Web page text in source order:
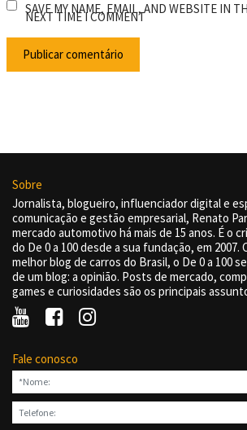
SAVE MY NAME, EMAIL, AND WEBSITE IN
NEXT TIME I COMMENT
Sobre
Jornalista, blogueiro, influenciador digital e
comunicação e gestão empresarial, Renato
mercado automotivo há mais de 15 anos. É o
do De 0 a 100 desde a sua fundação, em 2007.
melhor blog de carros do Brasil, o De 0 a 100
de um blog: a opinião. Posts de mercado,
games e curiosidades são os principais
Fale conosco